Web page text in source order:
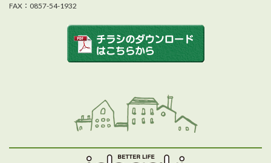
FAX：0857-54-1932